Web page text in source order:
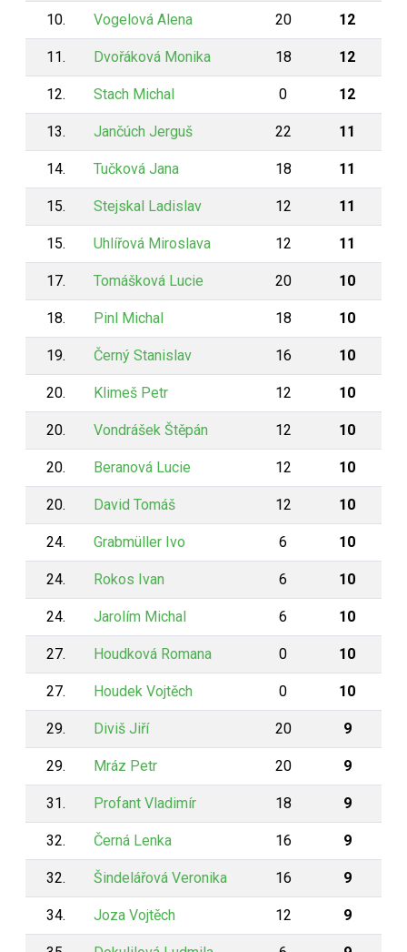
10. Vogelová Alena 20 12
11. Dvořáková Monika 18 12
12. Stach Michal 0 12
13. Jančúch Jerguš 22 11
14. Tučková Jana 18 11
15. Stejskal Ladislav 12 11
15. Uhlířová Miroslava 12 11
17. Tomášková Lucie 20 10
18. Pinl Michal 18 10
19. Černý Stanislav 16 10
20. Klimeš Petr 12 10
20. Vondrášek Štěpán 12 10
20. Beranová Lucie 12 10
20. David Tomáš 12 10
24. Grabmüller Ivo 6 10
24. Rokos Ivan 6 10
24. Jarolím Michal 6 10
27. Houdková Romana 0 10
27. Houdek Vojtěch 0 10
29. Diviš Jiří 20 9
29. Mráz Petr 20 9
31. Profant Vladimír 18 9
32. Černá Lenka 16 9
32. Šindelářová Veronika 16 9
34. Joza Vojtěch 12 9